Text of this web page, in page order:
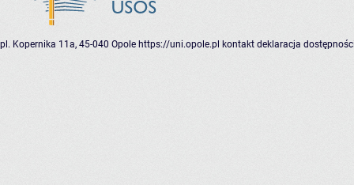
pl. Kopernika 11a, 45-040 Opole https://uni.opole.pl kontakt deklaracja